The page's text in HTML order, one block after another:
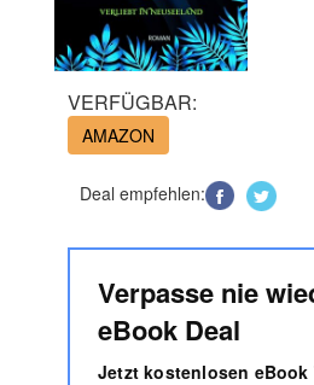
VERFÜGBAR:
AMAZON
Deal empfehlen:
Verpasse nie
eBook Deal
Jetzt kostenlosen